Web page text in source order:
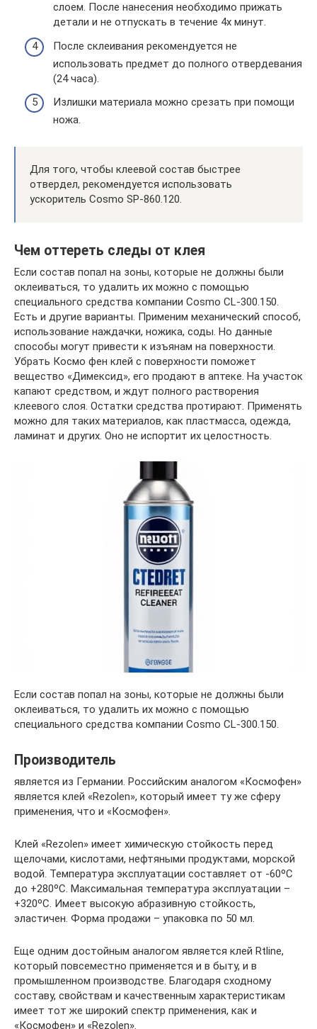
слоем. После нанесения необходимо прижать
детали и не отпускать в течение 4х минут.
После склеивания рекомендуется не
использовать предмет до полного отвердевания
(24 часа).
Излишки материала можно срезать при помощи
ножа.
Для того, чтобы клеевой состав быстрее
отвердел, рекомендуется использовать
ускоритель Cosmo SP-860.120.
Чем оттереть следы от клея
Если состав попал на зоны, которые не должны были
оклеиваться, то удалить их можно с помощью
специального средства компании Cosmo CL-300.150.
Есть и другие варианты. Применим механический способ,
использование наждачки, ножика, соды. Но данные
способы могут привести к изъянам на поверхности.
Убрать Космо фен клей с поверхности поможет
вещество «Димексид», его продают в аптеке. На участок
капают средством, и ждут полного растворения
клеевого слоя. Остатки средства протирают. Применять
можно для таких материалов, как пластмасса, одежда,
ламинат и других. Оно не испортит их целостность.
Если состав попал на зоны, которые не должны были
оклеиваться, то удалить их можно с помощью
специального средства компании Cosmo CL-300.150.
Производитель
является из Германии. Российским аналогом «Космофен»
является клей «Rezolen», который имеет ту же сферу
применения, что и «Космофен».
Клей «Rezolen» имеет химическую стойкость перед
щелочами, кислотами, нефтяными продуктами, морской
водой. Температура эксплуатации составляет от -60ºС
до +280ºС. Максимальная температура эксплуатации –
+320ºС. Имеет высокую абразивную стойкость,
эластичен. Форма продажи – упаковка по 50 мл.
Еще одним достойным аналогом является клей Rtline,
который повсеместно применяется и в быту, и в
промышленном производстве. Благодаря сходному
составу, свойствам и качественным характеристикам
имеет тот же широкий спектр применения, как и
«Космофен» и «Rezolen».